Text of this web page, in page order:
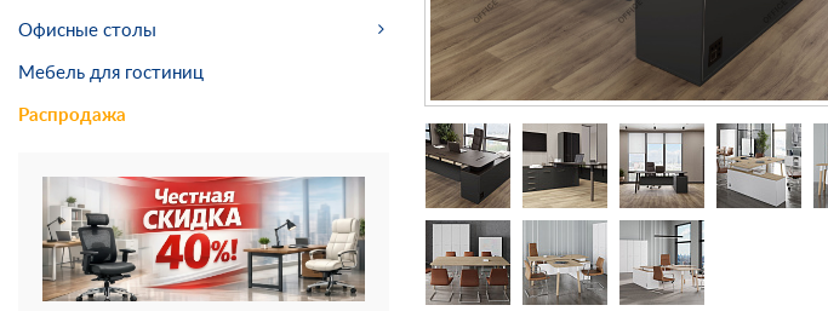
Офисные столы
Мебель для гостиниц
Распродажа